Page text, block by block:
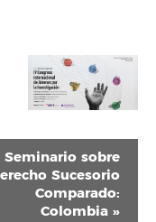
Seminario sobre
Sucesorio
Comparado:
Colombia »